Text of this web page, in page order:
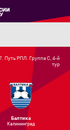
Путь РПЛ. Группа C, 4-й
тур
Балтика
Калининград